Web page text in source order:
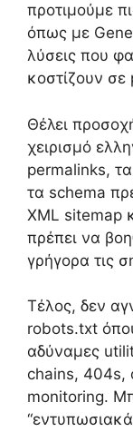
προτιμούμε
όπως με
λύσεις που
κοστίζουν
Θέλει
χειρισμό
permalinks,
τα schema
XML sitemap
πρέπει να
γρήγορα τις
Τέλος, δεν
robots.txt
αδύναμες
chains, 404s,
monitoring.